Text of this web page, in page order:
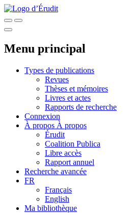
Menu principal
Types de publications
Revues
Thèses et mémoires
Livres et actes
Rapports de recherche
Connexion
À propos À propos
Érudit
Coalition Publica
Libre accès
Rapport annuel
Recherche avancée
FR
Français
English
Ma bibliothèque